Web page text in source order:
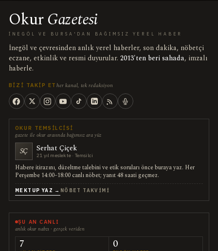
OkurGazetesi
İNEGÖL VE BURSA'DAN BAĞIMSIZ YEREL HABER
İnegöl ve çevresinden anlık yerel haberler, son dakika, nöbetçi
eczane, etkinlik ve resmi duyurular. 2013'ten beri sahada, imzalı
haberle.
BIZI TAKIP ET her kanal, tek redaksiyon
OKUR TEMSILCISI
gazete ile okur arasında bağımsız ara yüz
SÇ Serhat Çiçek
21 yıl meslekte · Temsilci
Habere itirazını, düzeltme talebini ve etik soruları önce buraya yaz. Her
Perşembe 14:00–18:00 canlı nöbet; yanıt 48 saati geçmez.
MEKTUP YAZ → NÖBET TAKVIMI
ŞU AN CANLI
anlık okur nabzı · gerçek veriden
7 0